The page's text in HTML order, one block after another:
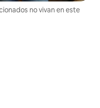
no vivan en este